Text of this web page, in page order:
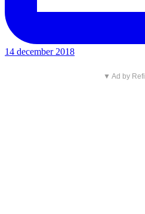
14 december 2018
▼ Ad by